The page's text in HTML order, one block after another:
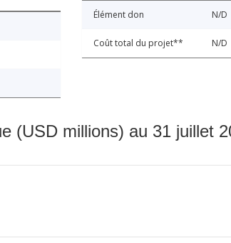
Élément don N/D
Coût total du projet** N/D
(USD millions) au 31 juillet